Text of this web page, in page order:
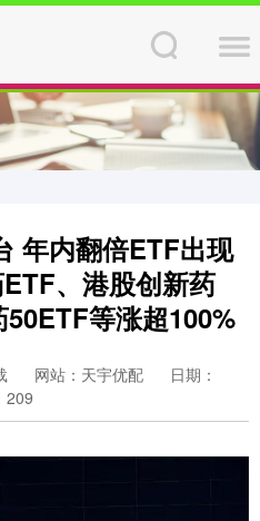
年内翻倍ETF出现
、港股创新药
等涨超100%
网站：天宇优配
日期：
209